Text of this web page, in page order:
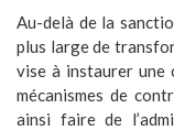
Au-delà de la
plus large de
vise à instaurer une
mécanismes de
ainsi faire de